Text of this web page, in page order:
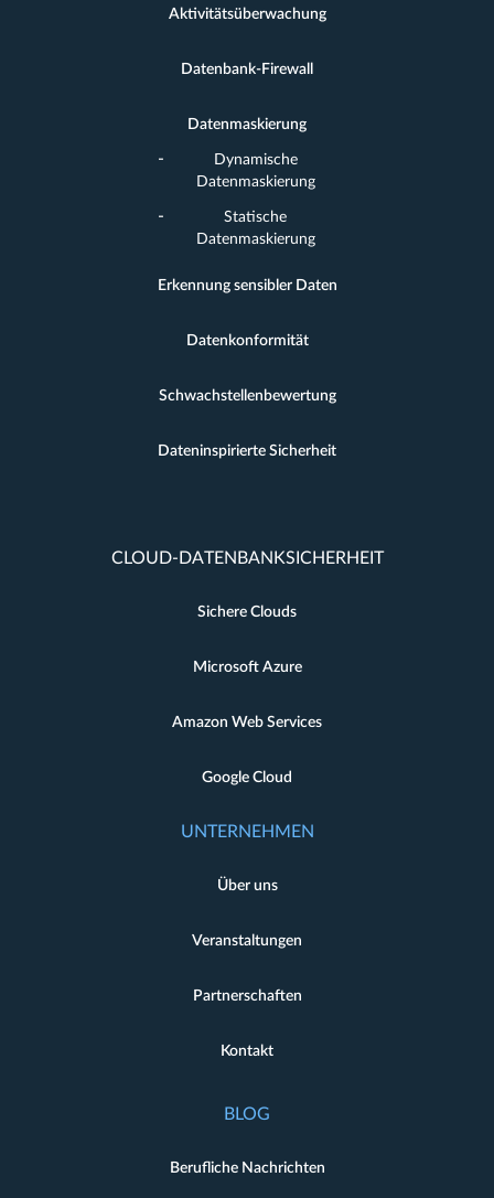
Aktivitätsüberwachung
Datenbank-Firewall
Datenmaskierung
Dynamische
Datenmaskierung
Statische
Datenmaskierung
Erkennung sensibler Daten
Datenkonformität
Schwachstellenbewertung
Dateninspirierte Sicherheit
CLOUD-DATENBANKSICHERHEIT
Sichere Clouds
Microsoft Azure
Amazon Web Services
Google Cloud
UNTERNEHMEN
Über uns
Veranstaltungen
Partnerschaften
Kontakt
BLOG
Berufliche Nachrichten